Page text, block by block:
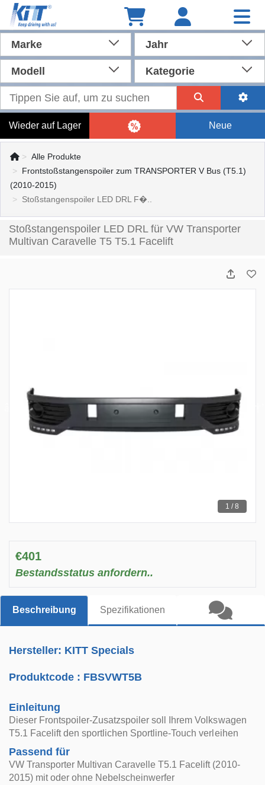
Marke Jahr
Modell Kategorie
Wieder auf Lager Neue
Alle Produkte
Frontstoßstangenspoiler zum TRANSPORTER V Bus (T5.1)
(2010-2015)
Stoßstangenspoiler LED DRL F�..
Stoßstangenspoiler LED DRL für VW Transporter
Multivan Caravelle T5 T5.1 Facelift
1 / 8
€401
Bestandsstatus anfordern..
Beschreibung Spezifikationen
Hersteller: KITT Specials
Produktcode : FBSVWT5B
Einleitung
Dieser Frontspoiler-Zusatzspoiler soll Ihrem Volkswagen
T5.1 Facelift den sportlichen Sportline-Touch verleihen
Passend für
VW Transporter Multivan Caravelle T5.1 Facelift (2010-
2015) mit oder ohne Nebelscheinwerfer